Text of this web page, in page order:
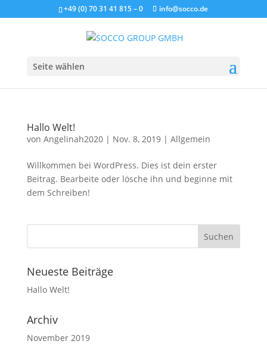
+49 (0) 70 31 41 815 – 0 info@socco.de
Seite wählen
Hallo Welt!
von Angelinah2020| Nov. 8, 2019| Allgemein
Willkommen bei WordPress. Dies ist dein erster
Beitrag. Bearbeite oder lösche ihn und beginne mit
dem Schreiben!
Neueste Beiträge
Hallo Welt!
Archiv
November 2019